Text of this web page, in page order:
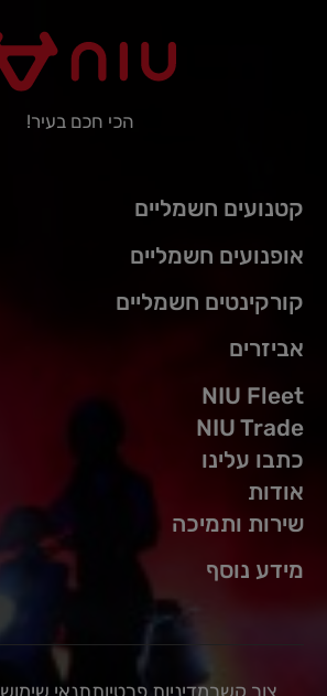
הכי חכם בעיר!
קטנועים חשמליים
אופנועים חשמליים
קורקינטים חשמליים
אביזרים
NIU Fleet
NIU Trade
כתבו עלינו
אודות
שירות ותמיכה
מידע נוסף